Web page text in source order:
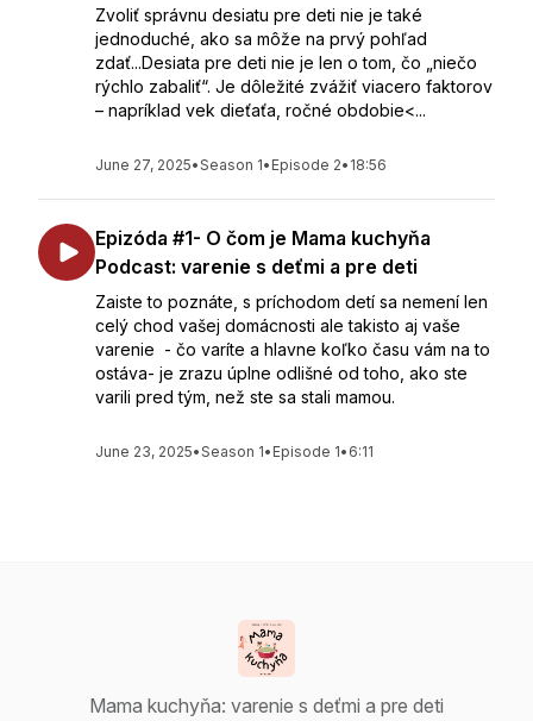
Zvoliť správnu desiatu pre deti nie je také
jednoduché, ako sa môže na prvý pohľad
zdať...Desiata pre deti nie je len o tom, čo „niečo
rýchlo zabaliť“. Je dôležité zvážiť viacero faktorov
– napríklad vek dieťaťa, ročné obdobie<...
June 27, 2025•Season 1• Episode 2• 18:56
Epizóda #1- O čom je Mama kuchyňa
Podcast: varenie s deťmi a pre deti
Zaiste to poznáte, s príchodom detí sa nemení len
celý chod vašej domácnosti ale takisto aj vaše
varenie - čo varíte a hlavne koľko času vám na to
ostáva- je zrazu úplne odlišné od toho, ako ste
varili pred tým, než ste sa stali mamou.
June 23, 2025•Season 1• Episode 1• 6:11
Mama kuchyňa: varenie s deťmi a pre deti